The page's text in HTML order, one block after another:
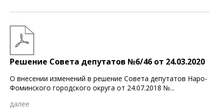
Решение Совета депутатов №6/46 от 24.03.2020
О внесении изменений в решение Совета депутатов Наро-
Фоминского городского округа от 24.07.2018 №...
далее